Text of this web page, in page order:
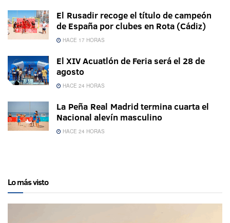
El Rusadir recoge el título de campeón
de España por clubes en Rota (Cádiz)
HACE 17 HORAS
El XIV Acuatlón de Feria será el 28 de
agosto
HACE 24 HORAS
La Peña Real Madrid termina cuarta el
Nacional alevín masculino
HACE 24 HORAS
Lo más visto